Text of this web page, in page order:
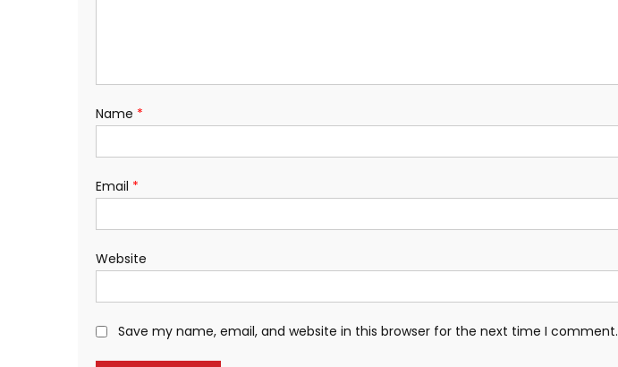
Name *
Email *
Website
Save my name, email, and website in this browser for the next time I comment.